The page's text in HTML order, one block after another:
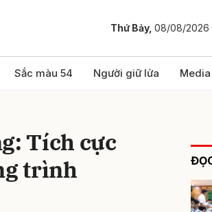
Thứ Bảy, 08/08/2026
Sắc màu 54 Người giữ lửa Media
Tích cực
trình